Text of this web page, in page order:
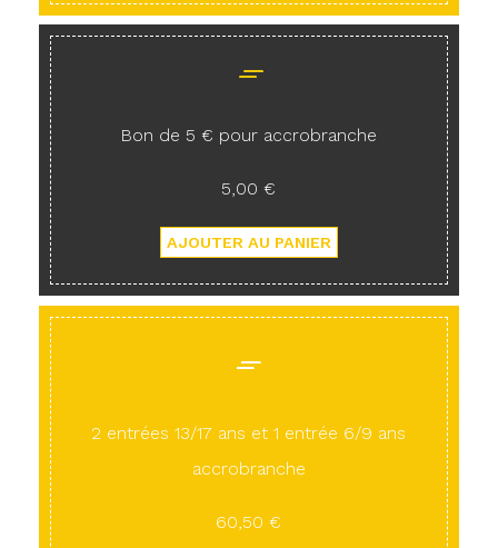
Bon de 5 € pour accrobranche
5,00 €
2 entrées 13/17 ans et 1 entrée 6/9 ans
accrobranche
60,50 €